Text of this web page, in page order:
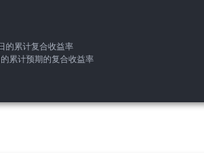
累计复合收益率
计预期的复合收益率